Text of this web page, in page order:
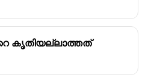
ഇത്
മുഖമുദ്രയാണ്.
കൃതിയല്ലാത്തത്